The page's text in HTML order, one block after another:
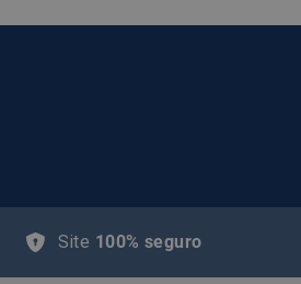
Site 100% seguro